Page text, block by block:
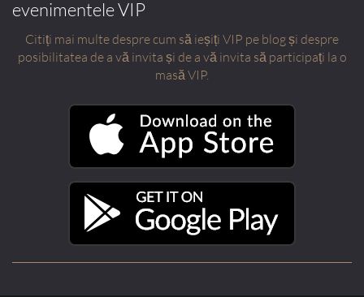
evenimentele VIP
Citiți mai multe despre cum să ieșiți VIP pe blog și despre
posibilitatea de a vă invita și de a vă invita să participați la o
masă VIP.